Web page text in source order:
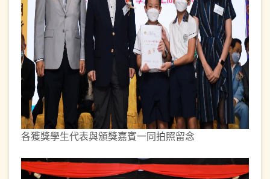
各獲獎學生代表與頒獎嘉賓一同拍照留念